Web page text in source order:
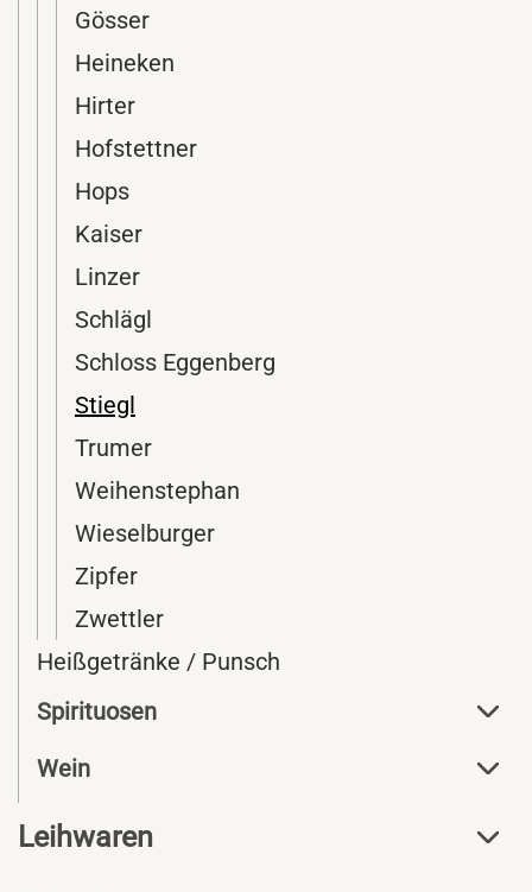
Gösser
Heineken
Hirter
Hofstettner
Hops
Kaiser
Linzer
Schlägl
Schloss Eggenberg
Stiegl
Trumer
Weihenstephan
Wieselburger
Zipfer
Zwettler
Heißgetränke / Punsch
Spirituosen
Wein
Leihwaren